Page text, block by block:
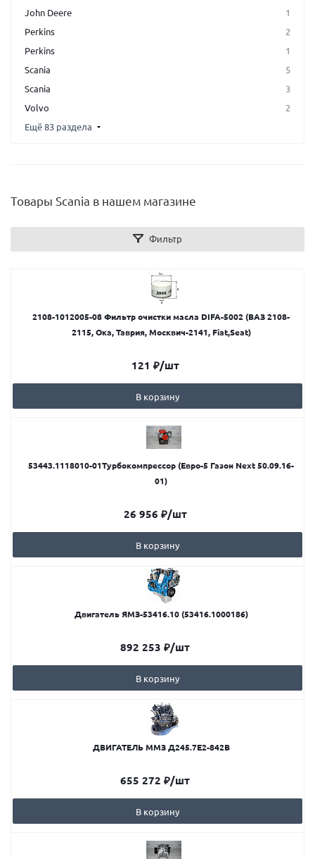
John Deere
1
Perkins
2
Perkins
1
Scania
5
Scania
3
Volvo
2
Ещё 83 раздела
Товары Scania в нашем магазине
Фильтр
2108-1012005-08 Фильтр очистки масла DIFA-5002 (ВАЗ 2108-
2115, Ока, Таврия, Москвич-2141, Fiat,Seat)
121 ₽/шт
В корзину
53443.1118010-01Турбокомпрессор (Евро-5 Газон Next 50.09.16-
01)
26 956 ₽/шт
В корзину
Двигатель ЯМЗ-53416.10 (53416.1000186)
892 253 ₽/шт
В корзину
ДВИГАТЕЛЬ ММЗ Д245.7Е2-842В
655 272 ₽/шт
В корзину